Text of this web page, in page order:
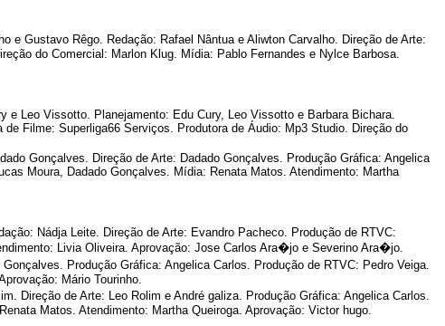
Gustavo Rêgo. Redação: Rafael Nântua e Aliwton Carvalho. Direção de Arte:
do Comercial: Marlon Klug. Mídia: Pablo Fernandes e Nylce Barbosa.
Leo Vissotto. Planejamento: Edu Cury, Leo Vissotto e Barbara Bichara.
Filme: Superliga66 Serviços. Produtora de Áudio: Mp3 Studio. Direção do
Gonçalves. Direção de Arte: Dadado Gonçalves. Produção Gráfica: Angelica
Moura, Dadado Gonçalves. Mídia: Renata Matos. Atendimento: Martha
Nádja Leite. Direção de Arte: Evandro Pacheco. Produção de RTVC:
Livia Oliveira. Aprovação: Jose Carlos Ara�jo e Severino Ara�jo.
Produção Gráfica: Angelica Carlos. Produção de RTVC: Pedro Veiga.
Mário Tourinho.
Direção de Arte: Leo Rolim e André galiza. Produção Gráfica: Angelica Carlos.
Matos. Atendimento: Martha Queiroga. Aprovação: Victor hugo.